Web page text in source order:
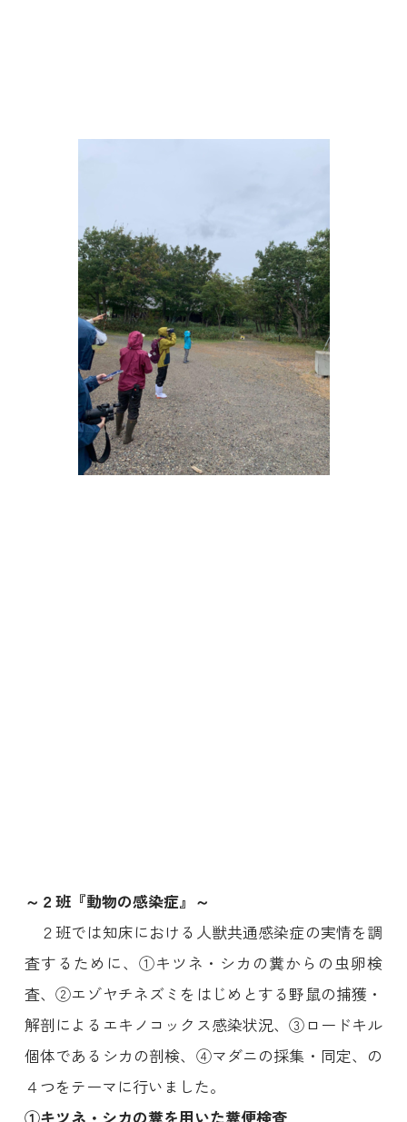
～２班『動物の感染症』～
２班では知床における人獣共通感染症の実情を調
査するために、①キツネ・シカの糞からの虫卵検
査、②エゾヤチネズミをはじめとする野鼠の捕獲・
解剖によるエキノコックス感染状況、③ロードキル
個体であるシカの剖検、④マダニの採集・同定、の
４つをテーマに行いました。
①キツネ・シカの糞を用いた糞便検査